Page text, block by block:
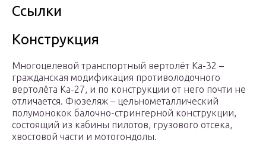
Ссылки
Конструкция
Многоцелевой транспортный вертолёт Ка-32 –
гражданская модификация противолодочного
вертолёта Ка-27, и по конструкции от него почти не
отличается. Фюзеляж – цельнометаллический
полумонокок балочно-стрингерной конструкции,
состоящий из кабины пилотов, грузового отсека,
хвостовой части и мотогондолы.